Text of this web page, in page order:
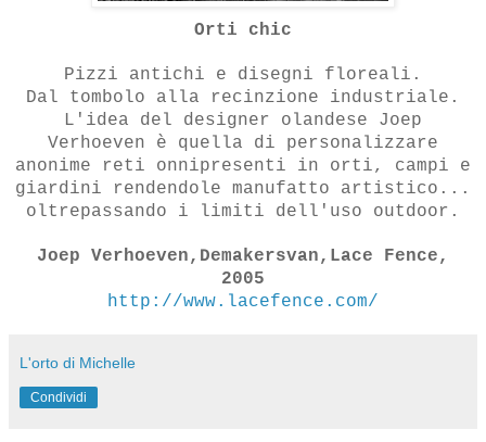
Orti chic
Pizzi antichi e disegni floreali.
Dal tombolo alla recinzione industriale.
L'idea del designer olandese Joep
Verhoeven è quella di personalizzare
anonime reti onnipresenti in orti, campi e
giardini rendendole manufatto artistico...
oltrepassando i limiti dell'uso outdoor.
Joep Verhoeven,Demakersvan,Lace Fence,
2005
http://www.lacefence.com/
L'orto di Michelle
Condividi